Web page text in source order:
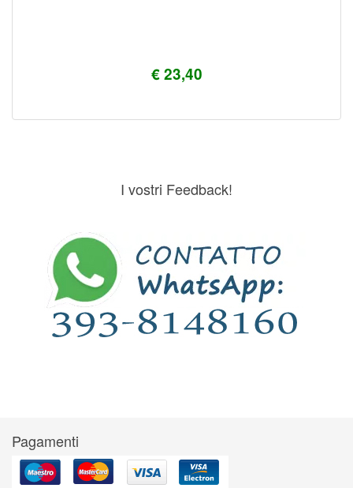
€ 23,40
I vostri Feedback!
Pagamenti